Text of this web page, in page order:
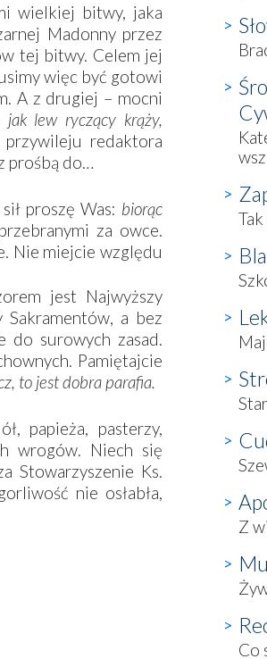
wielkiej bitwy, jaka
Madonny przez
tej bitwy. Celem jej
więc być gotowi
A z drugiej – mocni
jak lew ryczący krąży,
redaktora
prośbą do…
proszę Was: biorąc
za owce.
Nie miejcie względu
jest Najwyższy
Sakramentów, a bez
do surowych zasad.
Pamiętajcie
to jest dobra parafia.
papieża, pasterzy,
wrogów. Niech się
Stowarzyszenie Ks.
nie osłabła,
Z
Co